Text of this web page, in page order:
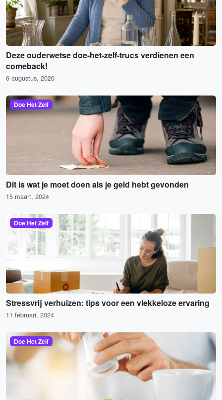
Deze ouderwetse doe-het-zelf-trucs verdienen een
comeback!
6 augustus, 2026
Doe Het Zelf
Dit is wat je moet doen als je geld hebt gevonden
15 maart, 2024
Doe Het Zelf
Stressvrij verhuizen: tips voor een vlekkeloze ervaring
11 februari, 2024
Doe Het Zelf